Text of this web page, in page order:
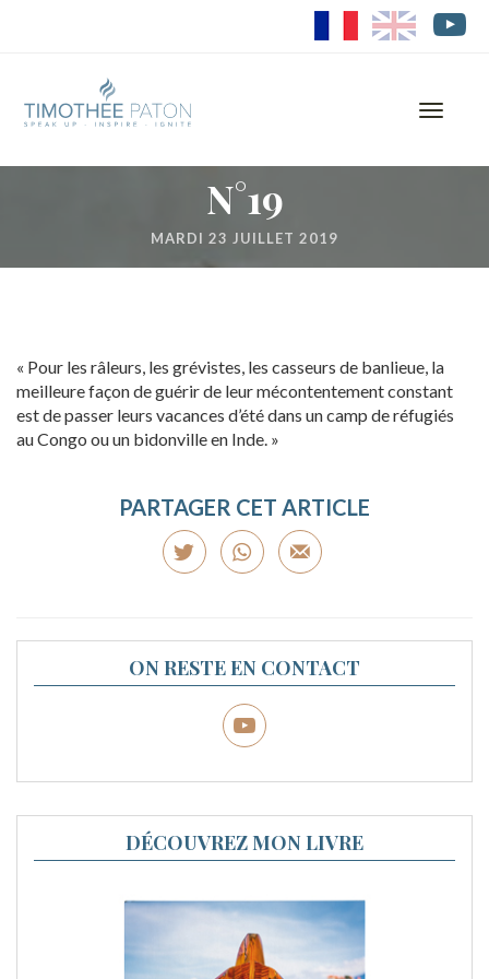
EN
Toggle
N°19
MARDI 23 JUILLET 2019
« Pour les râleurs, les grévistes, les casseurs de banlieue, la
meilleure façon de guérir de leur mécontentement constant
est de passer leurs vacances d’été dans un camp de réfugiés
au Congo ou un bidonville en Inde. »
PARTAGER CET ARTICLE
ON RESTE EN CONTACT
DÉCOUVREZ MON LIVRE